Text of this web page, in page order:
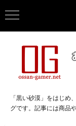
「黒い砂漠」をはじめ
グです。記事には商品